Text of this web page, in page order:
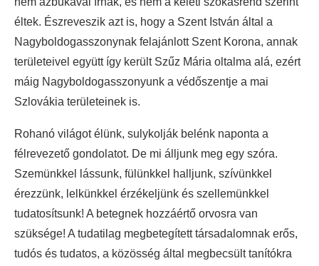
éltek. Észreveszik azt is, hogy a Szent István által a
Nagyboldogasszonynak felajánlott Szent Korona, annak
területeivel együtt így került Szűz Mária oltalma alá, ezért
máig Nagyboldogasszonyunk a védőszentje a mai
Szlovákia területeinek is.
Rohanó világot élünk, sulykolják belénk naponta a
félrevezető gondolatot. De mi álljunk meg egy szóra.
Szemünkkel lássunk, fülünkkel halljunk, szívünkkel
érezzünk, lelkünkkel érzékeljünk és szellemünkkel
tudatosítsunk! A betegnek hozzáértő orvosra van
szüksége! A tudatilag megbetegített társadalomnak erős,
tudós és tudatos, a közösség által megbecsült tanítókra